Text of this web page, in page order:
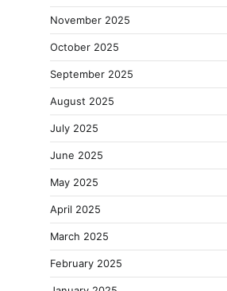
November 2025
October 2025
September 2025
August 2025
July 2025
June 2025
May 2025
April 2025
March 2025
February 2025